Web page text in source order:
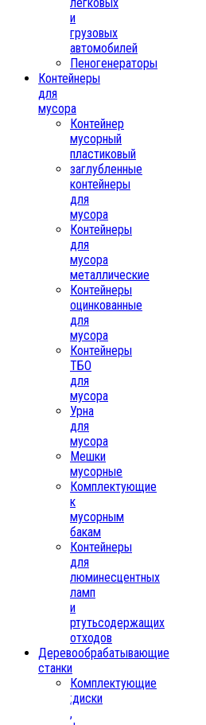
и
грузовых
автомобилей
Пеногенераторы
Контейнеры
для
мусора
Контейнер
мусорный
пластиковый
заглубленные
контейнеры
для
мусора
Контейнеры
для
мусора
металлические
Контейнеры
оцинкованные
для
мусора
Контейнеры
ТБО
для
мусора
Урна
для
мусора
Мешки
мусорные
Комплектующие
к
мусорным
бакам
Контейнеры
для
люминесцентных
ламп
и
ртутьсодержащих
отходов
Деревообрабатывающие
станки
Комплектующие
:диски
,